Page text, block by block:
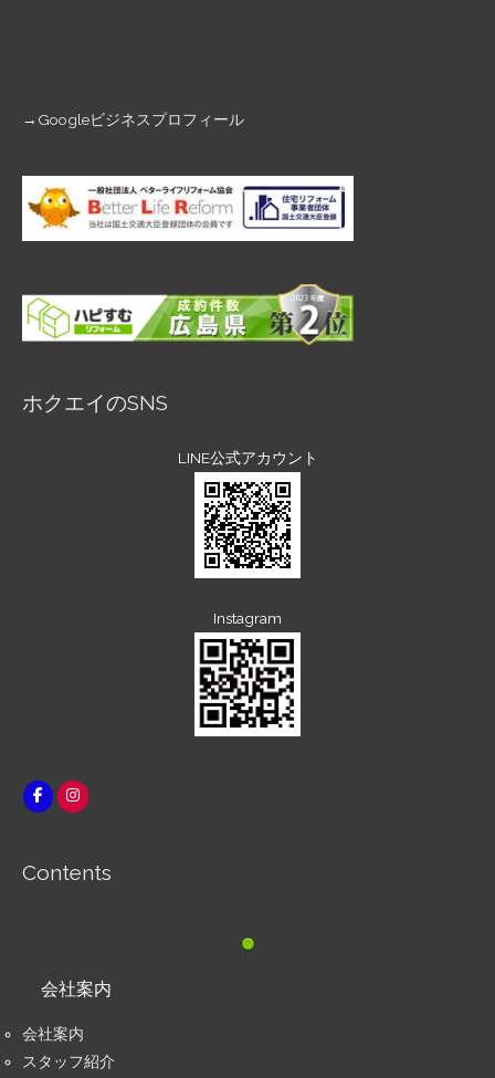
→ Googleビジネスプロフィール
ホクエイのSNS
LINE公式アカウント
Instagram
Contents
会社案内
会社案内
スタッフ紹介